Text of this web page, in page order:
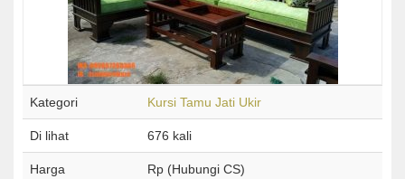
Kategori Kursi Tamu Jati Ukir
Di lihat 676 kali
Harga Rp (Hubungi CS)